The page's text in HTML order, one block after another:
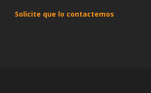
Solicite que lo contactemos